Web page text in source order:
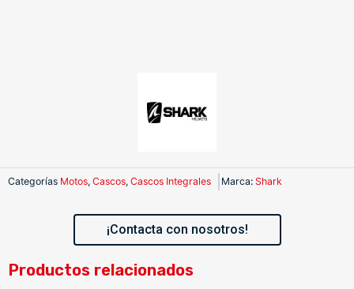
Categorías Motos, Cascos, Cascos Integrales Marca: Shark
¡Contacta con nosotros!
Productos relacionados